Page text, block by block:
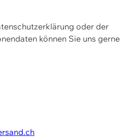
oder der
können Sie uns gerne